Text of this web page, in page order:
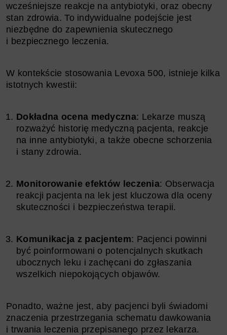
wcześniejsze reakcje na antybiotyki, oraz obecny
stan zdrowia. To indywidualne podejście jest
niezbędne do zapewnienia skutecznego
i bezpiecznego leczenia.
W kontekście stosowania Levoxa 500, istnieje kilka
istotnych kwestii:
Dokładna ocena medyczna: Lekarze muszą
rozważyć historię medyczną pacjenta, reakcje
na inne antybiotyki, a także obecne schorzenia
i stany zdrowia.
Monitorowanie efektów leczenia: Obserwacja
reakcji pacjenta na lek jest kluczowa dla oceny
skuteczności i bezpieczeństwa terapii.
Komunikacja z pacjentem: Pacjenci powinni
być poinformowani o potencjalnych skutkach
ubocznych leku i zachęcani do zgłaszania
wszelkich niepokojących objawów.
Ponadto, ważne jest, aby pacjenci byli świadomi
znaczenia przestrzegania schematu dawkowania
i trwania leczenia przepisanego przez lekarza.